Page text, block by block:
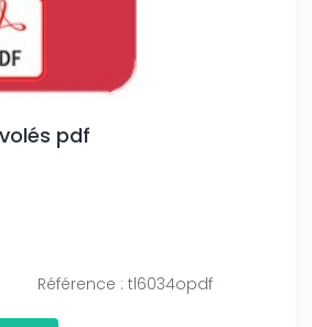
pdf
Référence : tl6034opdf